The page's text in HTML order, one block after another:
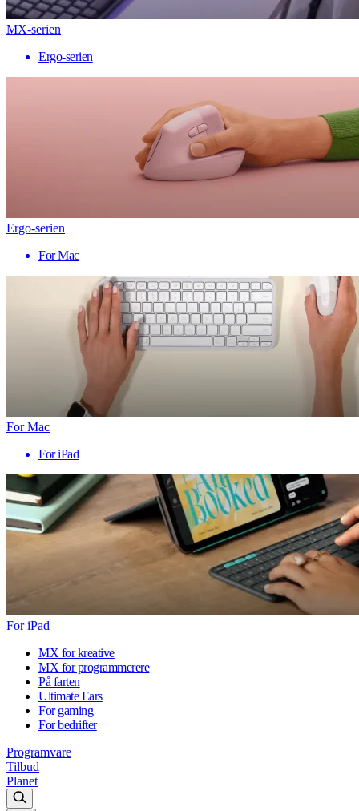
MX-serien
Ergo-serien
Ergo-serien
For Mac
For Mac
For iPad
For iPad
MX for kreative
MX for programmerere
På farten
Ultimate Ears
For gaming
For bedrifter
Programvare
Tilbud
Planet